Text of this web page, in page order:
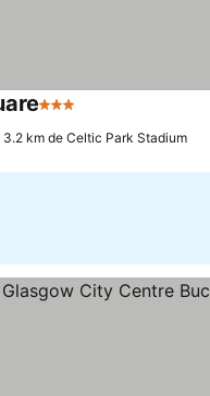
3 Estrelas
3.2 km de Celtic Park Stadium